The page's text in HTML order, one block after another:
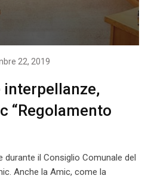
22, 2019
“Regolamento
durante il Consiglio Comunale del
Anche la Amic, come la